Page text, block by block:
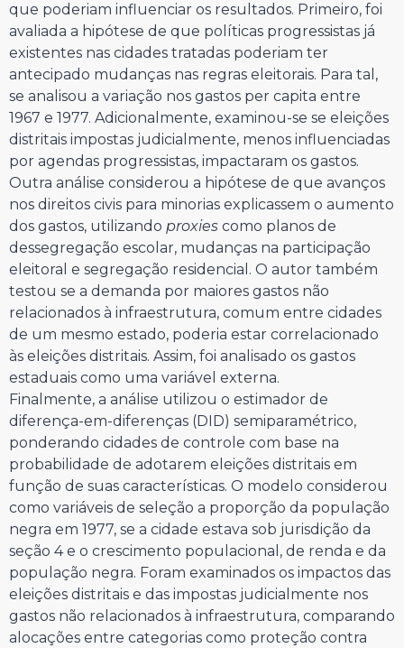
que poderiam influenciar os resultados. Primeiro, foi
avaliada a hipótese de que políticas progressistas já
existentes nas cidades tratadas poderiam ter
antecipado mudanças nas regras eleitorais. Para tal,
se analisou a variação nos gastos per capita entre
1967 e 1977. Adicionalmente, examinou-se se eleições
distritais impostas judicialmente, menos influenciadas
por agendas progressistas, impactaram os gastos.
Outra análise considerou a hipótese de que avanços
nos direitos civis para minorias explicassem o aumento
dos gastos, utilizando proxies como planos de
dessegregação escolar, mudanças na participação
eleitoral e segregação residencial. O autor também
testou se a demanda por maiores gastos não
relacionados à infraestrutura, comum entre cidades
de um mesmo estado, poderia estar correlacionado
às eleições distritais. Assim, foi analisado os gastos
estaduais como uma variável externa.
Finalmente, a análise utilizou o estimador de
diferença-em-diferenças (DID) semiparamétrico,
ponderando cidades de controle com base na
probabilidade de adotarem eleições distritais em
função de suas características. O modelo considerou
como variáveis de seleção a proporção da população
negra em 1977, se a cidade estava sob jurisdição da
seção 4 e o crescimento populacional, de renda e da
população negra. Foram examinados os impactos das
eleições distritais e das impostas judicialmente nos
gastos não relacionados à infraestrutura, comparando
alocações entre categorias como proteção contra